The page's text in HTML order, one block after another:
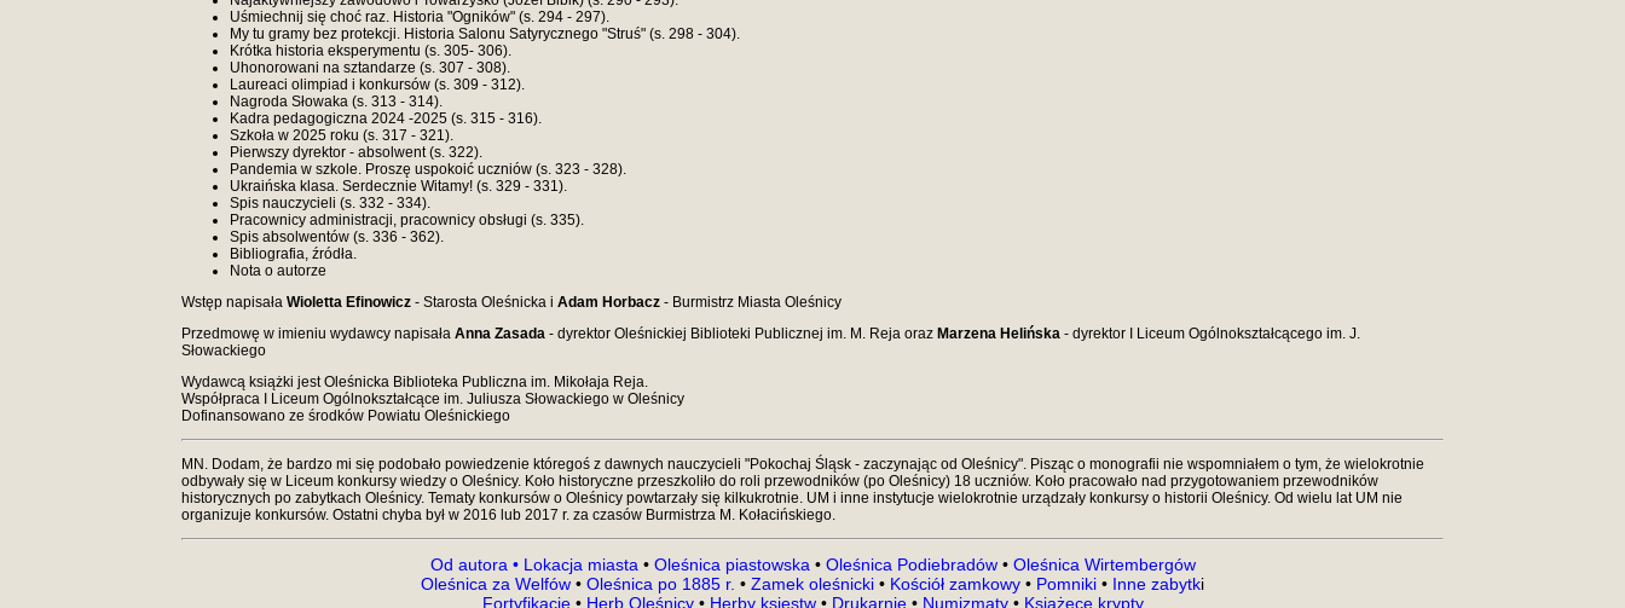
Uśmiechnij się choć raz. Historia "Ogników" (s. 294 - 297).
My tu gramy bez protekcji. Historia Salonu Satyrycznego "Struś" (s. 298 - 304).
Krótka historia eksperymentu (s. 305- 306).
Uhonorowani na sztandarze (s. 307 - 308).
Laureaci olimpiad i konkursów (s. 309 - 312).
Nagroda Słowaka (s. 313 - 314).
Kadra pedagogiczna 2024 -2025 (s. 315 - 316).
Szkoła w 2025 roku (s. 317 - 321).
Pierwszy dyrektor - absolwent (s. 322).
Pandemia w szkole. Proszę uspokoić uczniów (s. 323 - 328).
Ukraińska klasa. Serdecznie Witamy! (s. 329 - 331).
Spis nauczycieli (s. 332 - 334).
Pracownicy administracji, pracownicy obsługi (s. 335).
Spis absolwentów (s. 336 - 362).
Bibliografia, źródła.
Nota o autorze
Wstęp napisała Wioletta Efinowicz - Starosta Oleśnicka i Adam Horbacz - Burmistrz Miasta Oleśnicy
Przedmowę w imieniu wydawcy napisała Anna Zasada - dyrektor Oleśnickiej Biblioteki Publicznej im. M. Reja oraz Marzena Helińska - dyrektor I Liceum Ogólnokształcącego im. J.
Słowackiego
Wydawcą książki jest Oleśnicka Biblioteka Publiczna im. Mikołaja Reja.
Współpraca I Liceum Ogólnokształcące im. Juliusza Słowackiego w Oleśnicy
Dofinansowano ze środków Powiatu Oleśnickiego
MN. Dodam, że bardzo mi się podobało powiedzenie któregoś z dawnych nauczycieli "Pokochaj Śląsk - zaczynając od Oleśnicy". Pisząc o monografii nie wspomniałem o tym, że wielokrotnie
odbywały się w Liceum konkursy wiedzy o Oleśnicy. Koło historyczne przeszkoliło do roli przewodników (po Oleśnicy) 18 uczniów. Koło pracowało nad przygotowaniem przewodników
historycznych po zabytkach Oleśnicy. Tematy konkursów o Oleśnicy powtarzały się kilkukrotnie. UM i inne instytucje wielokrotnie urządzały konkursy o historii Oleśnicy. Od wielu lat UM nie
organizuje konkursów. Ostatni chyba był w 2016 lub 2017 r. za czasów Burmistrza M. Kołacińskiego.
Od autora • Lokacja miasta • Oleśnica piastowska • Oleśnica Podiebradów• Oleśnica Wirtembergów
Oleśnica za Welfów • Oleśnica po 1885 r. • Zamek oleśnicki • Kościół zamkowy • Pomniki • Inne zabytki
Fortyfikacje •Herb Oleśnicy • Herby księstw• Drukarnie • Numizmaty• Książęce krypty